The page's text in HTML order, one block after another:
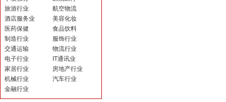
旅游行业
航空物流
酒店服务业
美容化妆
医药保健
食品饮料
制造行业
服饰行业
交通运输
物流行业
电子行业
IT通讯业
家居行业
房地产行业
机械行业
汽车行业
金融行业